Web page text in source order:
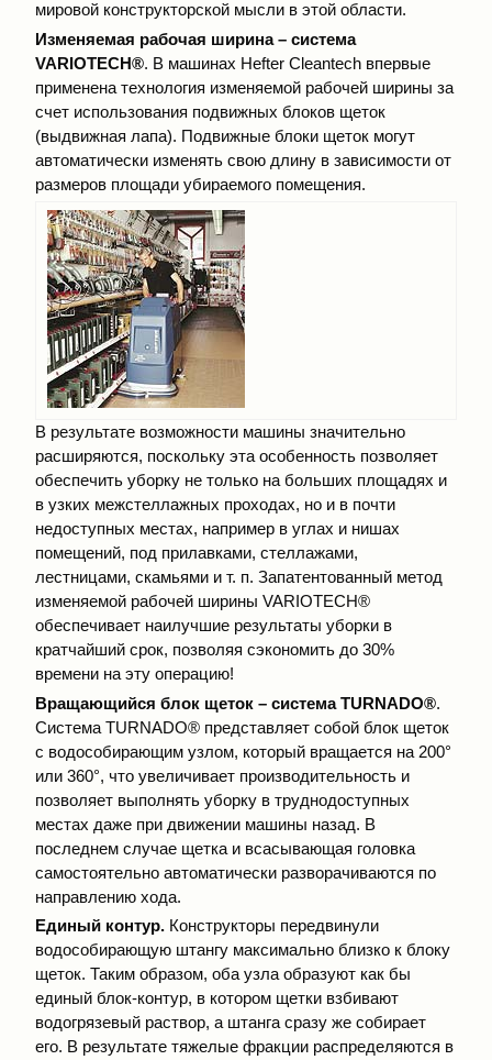
мировой конструкторской мысли в этой области.
Изменяемая рабочая ширина – система
VARIOTECH®. В машинах Hefter Cleantech впервые
применена технология изменяемой рабочей ширины за
счет использования подвижных блоков щеток
(выдвижная лапа). Подвижные блоки щеток могут
автоматически изменять свою длину в зависимости от
размеров площади убираемого помещения.
В результате возможности машины значительно
расширяются, поскольку эта особенность позволяет
обеспечить уборку не только на больших площадях и
в узких межстеллажных проходах, но и в почти
недоступных местах, например в углах и нишах
помещений, под прилавками, стеллажами,
лестницами, скамьями и т. п. Запатентованный метод
изменяемой рабочей ширины VARIOTECH®
обеспечивает наилучшие результаты уборки в
кратчайший срок, позволяя сэкономить до 30%
времени на эту операцию!
Вращающийся блок щеток – система TURNADO®.
Система TURNADO® представляет собой блок щеток
с водособирающим узлом, который вращается на 200°
или 360°, что увеличивает производительность и
позволяет выполнять уборку в труднодоступных
местах даже при движении машины назад. В
последнем случае щетка и всасывающая головка
самостоятельно автоматически разворачиваются по
направлению хода.
Единый контур. Конструкторы передвинули
водособирающую штангу максимально близко к блоку
щеток. Таким образом, оба узла образуют как бы
единый блок-контур, в котором щетки взбивают
водогрязевый раствор, а штанга сразу же собирает
его. В результате тяжелые фракции распределяются в